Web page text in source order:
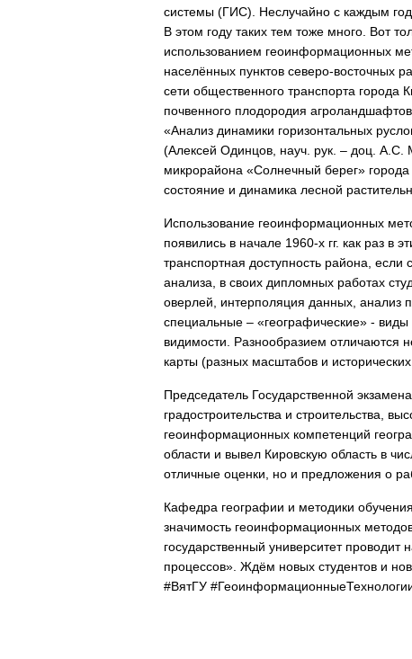
системы (ГИС). Неслучайно с каждым
В этом году таких тем тоже много. Вот
использованием геоинформационных
населённых пунктов северо-восточных
сети общественного транспорта
почвенного плодородия
«Анализ динамики горизонтальных
(Алексей Одинцов, науч. рук. – доц. А.С.
микрорайона «Солнечный берег»
состояние и динамика лесной
Использование геоинформационных
появились в начале 1960-х гг. как раз в
транспортная доступность района,
анализа, в своих дипломных работах
оверлей, интерполяция данных, анализ
специальные – «географические» -
видимости. Разнообразием отличаются
карты (разных масштабов и
Председатель Государственной
градостроительства и строительства,
геоинформационных компетенций
области и вывел Кировскую область в
отличные оценки, но и предложения о
Кафедра географии и методики
значимость геоинформационных
государственный университет
процессов». Ждём новых студентов и
#ВятГУ